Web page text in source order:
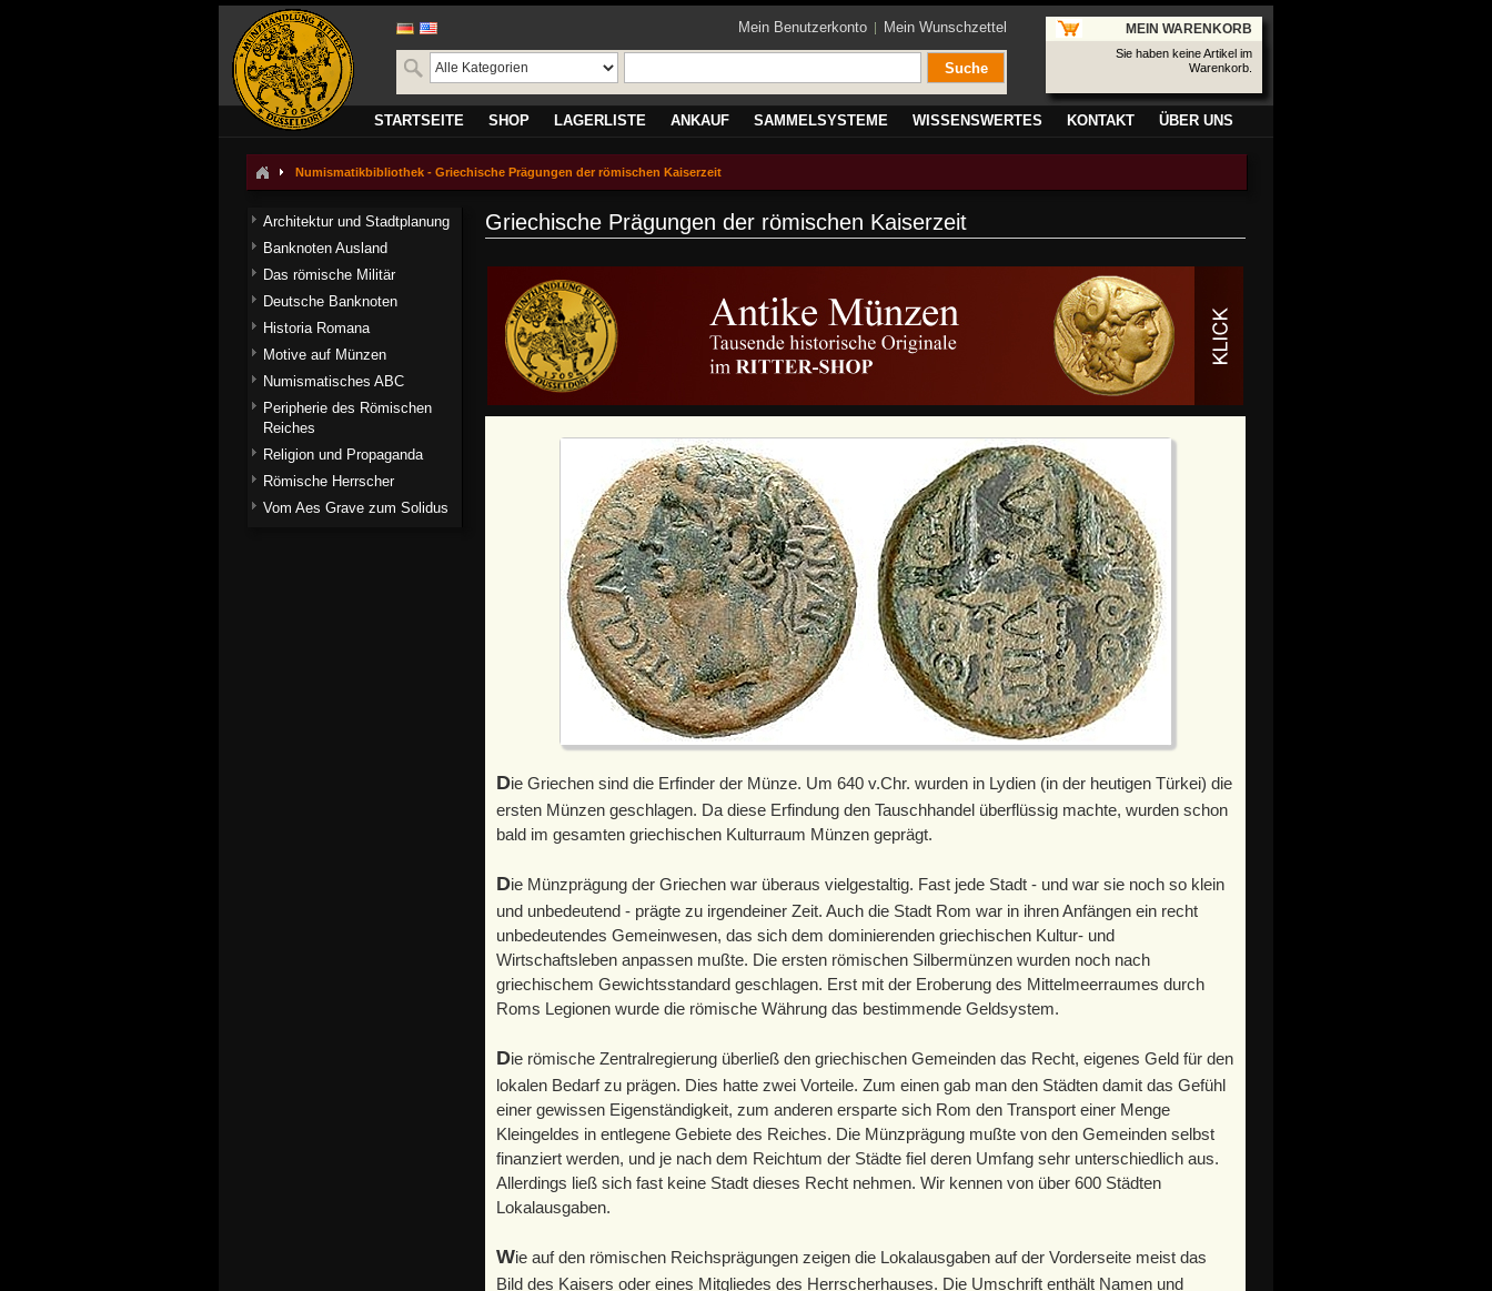
Mein Benutzerkonto Mein Wunschzettel
Suche
MEIN WARENKORB
Sie haben keine Artikel im
Warenkorb.
STARTSEITE SHOP LAGERLISTE ANKAUF SAMMELSYSTEME WISSENSWERTES KONTAKT ÜBER UNS
Numismatikbibliothek - Griechische Prägungen der römischen Kaiserzeit
Griechische Prägungen der römischen Kaiserzeit
Die Griechen sind die Erfinder der Münze. Um 640 v.Chr. wurden in Lydien (in der heutigen Türkei) die
ersten Münzen geschlagen. Da diese Erfindung den Tauschhandel überflüssig machte, wurden schon
bald im gesamten griechischen Kulturraum Münzen geprägt.
Die Münzprägung der Griechen war überaus vielgestaltig. Fast jede Stadt - und war sie noch so klein
und unbedeutend - prägte zu irgendeiner Zeit. Auch die Stadt Rom war in ihren Anfängen ein recht
unbedeutendes Gemeinwesen, das sich dem dominierenden griechischen Kultur- und
Wirtschaftsleben anpassen mußte. Die ersten römischen Silbermünzen wurden noch nach
griechischem Gewichtsstandard geschlagen. Erst mit der Eroberung des Mittelmeerraumes durch
Roms Legionen wurde die römische Währung das bestimmende Geldsystem.
Die römische Zentralregierung überließ den griechischen Gemeinden das Recht, eigenes Geld für den
lokalen Bedarf zu prägen. Dies hatte zwei Vorteile. Zum einen gab man den Städten damit das Gefühl
einer gewissen Eigenständigkeit, zum anderen ersparte sich Rom den Transport einer Menge
Kleingeldes in entlegene Gebiete des Reiches. Die Münzprägung mußte von den Gemeinden selbst
finanziert werden, und je nach dem Reichtum der Städte fiel deren Umfang sehr unterschiedlich aus.
Allerdings ließ sich fast keine Stadt dieses Recht nehmen. Wir kennen von über 600 Städten
Lokalausgaben.
Wie auf den römischen Reichsprägungen zeigen die Lokalausgaben auf der Vorderseite meist das
Bild des Kaisers oder eines Mitgliedes des Herrscherhauses. Die Umschrift enthält Namen und
Architektur und Stadtplanung
Banknoten Ausland
Das römische Militär
Deutsche Banknoten
Historia Romana
Motive auf Münzen
Numismatisches ABC
Peripherie des Römischen
Reiches
Religion und Propaganda
Römische Herrscher
Vom Aes Grave zum Solidus